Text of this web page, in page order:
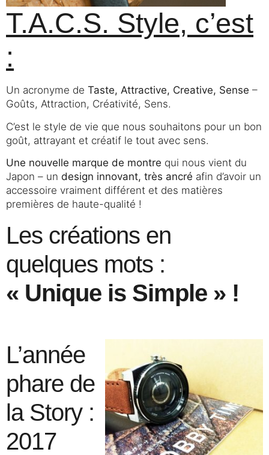
T.A.C.S. Style, c’est
:
Un acronyme de Taste, Attractive, Creative, Sense –
Goûts, Attraction, Créativité, Sens.
C’est le style de vie que nous souhaitons pour un bon
goût, attrayant et créatif le tout avec sens.
Une nouvelle marque de montre qui nous vient du
Japon – un design innovant, très ancré afin d’avoir un
accessoire vraiment différent et des matières
premières de haute-qualité !
Les créations en
quelques mots :
« Unique is Simple » !
L’année
phare de
la Story :
2017